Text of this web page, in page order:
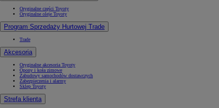
Oryginalne części Toyoty
Oryginalne oleje Toyoty
Program Sprzedaży Hurtowej Trade
Trade
Akcesoria
Oryginalne akcesoria Toyoty
Opony i koła zimowe
Zabudowy samochodów dostawczych
Zabezpieczenia i alarmy
Sklep Toyoty
Strefa klienta